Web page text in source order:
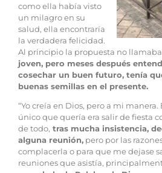
como ella había visto
un milagro en su
salud, ella encontraría
la verdadera felicidad.
Al principio la propuesta no
joven, pero meses después
cosechar un buen futuro, tenía
buenas semillas en el presente.
“Yo creía en Dios, pero a mi
único que quería era salir de fiesta
de todo, tras mucha insistencia,
alguna reunión, pero por las
complacerla o para que me dejase
reuniones que asistía,